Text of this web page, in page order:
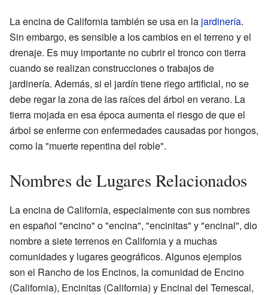
La encina de California también se usa en la jardinería.
Sin embargo, es sensible a los cambios en el terreno y el
drenaje. Es muy importante no cubrir el tronco con tierra
cuando se realizan construcciones o trabajos de
jardinería. Además, si el jardín tiene riego artificial, no se
debe regar la zona de las raíces del árbol en verano. La
tierra mojada en esa época aumenta el riesgo de que el
árbol se enferme con enfermedades causadas por hongos,
como la "muerte repentina del roble".
Nombres de Lugares Relacionados
La encina de California, especialmente con sus nombres
en español "encino" o "encina", "encinitas" y "encinal", dio
nombre a siete terrenos en California y a muchas
comunidades y lugares geográficos. Algunos ejemplos
son el Rancho de los Encinos, la comunidad de Encino
(California), Encinitas (California) y Encinal del Temescal,